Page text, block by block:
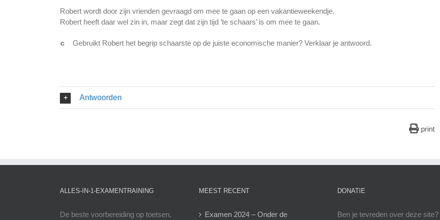
Robert wordt door zijn vrienden gevraagd om mee te gaan op een vakantieweekendje.
Robert heeft daar wel zin in, maar zegt dat zijn tijd ’te schaars’ is om mee te gaan.
c Gebruikt Robert het begrip schaarste op de juiste economische manier? Verklaar je antwoord.
Antwoorden
print
ALLES-IN-1-EXAMENTRAINING
De beste voorbereiding op toetsen,
MEEST RECENT
Examen 2024 – Onder de
DONATIE
Ben je tevreden over deze site?